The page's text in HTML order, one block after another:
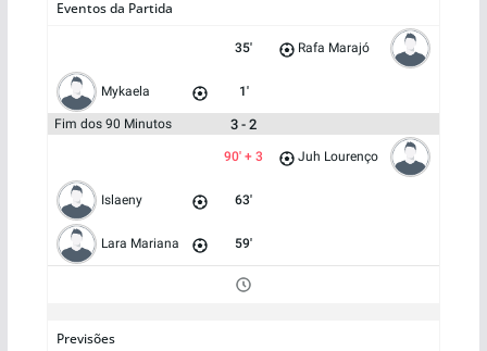
Eventos da Partida
35' Rafa Marajó
Mykaela 1'
Fim dos 90 Minutos 3 - 2
90' + 3 Juh Lourenço
Islaeny 63'
Lara Mariana 59'
Previsões